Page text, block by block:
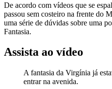
De acordo com vídeos que se
passou sem costeiro na frente do
uma série de dúvidas sobre uma
Fantasia.
Assista ao vídeo
A fantasia da Virgínia já
entrar na avenida.